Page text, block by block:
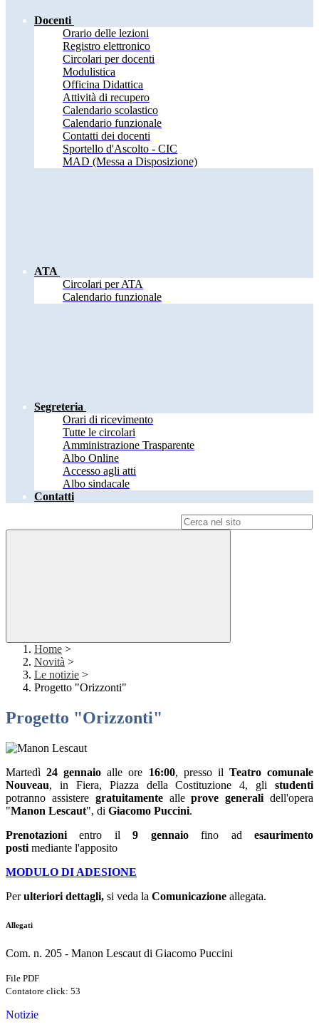
Docenti
Orario delle lezioni
Registro elettronico
Circolari per docenti
Modulistica
Officina Didattica
Attività di recupero
Calendario scolastico
Calendario funzionale
Contatti dei docenti
Sportello d'Ascolto - CIC
MAD (Messa a Disposizione)
ATA
Circolari per ATA
Calendario funzionale
Segreteria
Orari di ricevimento
Tutte le circolari
Amministrazione Trasparente
Albo Online
Accesso agli atti
Albo sindacale
Contatti
Home >
Novità >
Le notizie >
Progetto "Orizzonti"
Progetto "Orizzonti"
Martedì24 gennaio alle ore 16:00, presso il Teatro comunale
Nouveau, in Fiera, Piazza della Costituzione 4, gli studenti
potranno assistere gratuitamentealleprove generali dell'opera
"Manon Lescaut", di Giacomo Puccini.
Prenotazioni entro il9 gennaiofino adesaurimento
posti mediante l'apposito
MODULO DI ADESIONE
Perulteriori dettagli, si veda la Comunicazione allegata.
Allegati
Com. n. 205 - Manon Lescaut di Giacomo Puccini
File PDF
Contatore click: 53
Notizie